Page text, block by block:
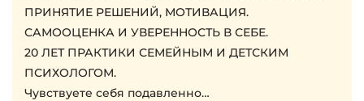
Консультации удаленно (ZOOM sessions).
ПРИНЯТИЕ РЕШЕНИЙ, МОТИВАЦИЯ.
САМООЦЕНКА И УВЕРЕННОСТЬ В СЕБЕ.
20 ЛЕТ ПРАКТИКИ СЕМЕЙНЫМ И ДЕТСКИМ
ПСИХОЛОГОМ.
Чувствуете себя подавленно